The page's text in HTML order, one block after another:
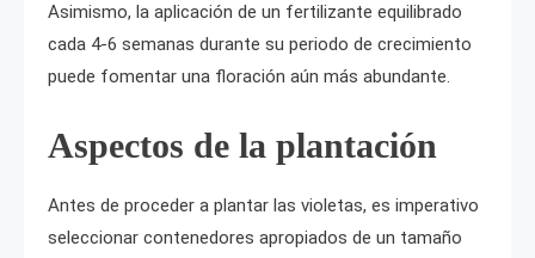
Asimismo, la aplicación de un fertilizante equilibrado
cada 4-6 semanas durante su periodo de crecimiento
puede fomentar una floración aún más abundante.
Aspectos de la plantación
Antes de proceder a plantar las violetas, es imperativo
seleccionar contenedores apropiados de un tamaño